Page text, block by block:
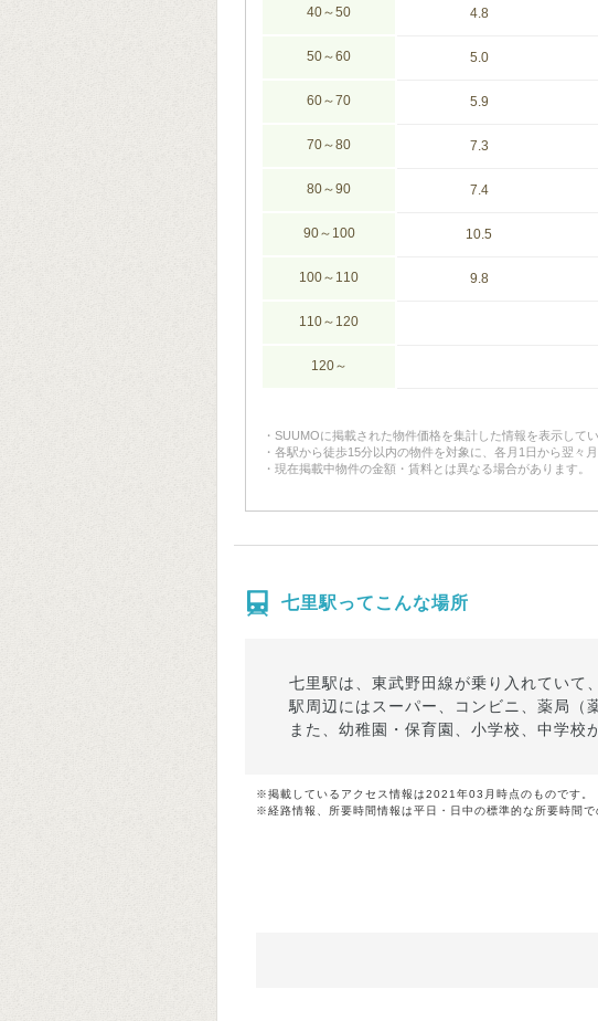
40～50 4.8
50～60 5.0
60～70 5.9
70～80 7.3
80～90 7.4
90～100 10.5
100～110 9.8
110～120
120～
SUUMOに掲載された物件価格を集計した情報を表示してい
各駅から徒歩15分以内の物件を対象に、各月1日から翌々
現在掲載中物件の金額・賃料とは異なる場合があります。
七里駅ってこんな場所
七里駅は、東武野田線が乗り入れていて
駅周辺にはスーパー、コンビニ、薬局（
また、幼稚園・保育園、小学校、中学校
※掲載しているアクセス情報は2021年03月時点のものです。
※経路情報、所要時間情報は平日・日中の標準的な所要時間で